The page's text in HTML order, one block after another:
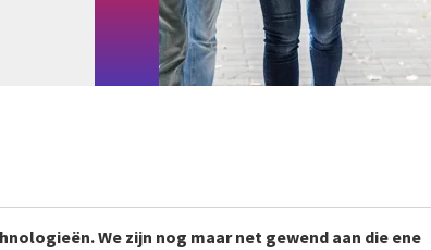
We zijn nog maar net gewend aan die ene